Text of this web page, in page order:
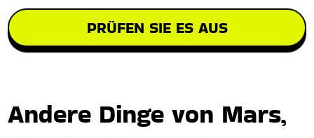
PRÜFEN SIE ES AUS
Andere Dinge von Mars,